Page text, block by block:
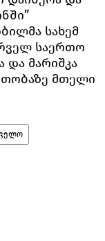
სახემ
საერთო
და მარიშკა
მთელი